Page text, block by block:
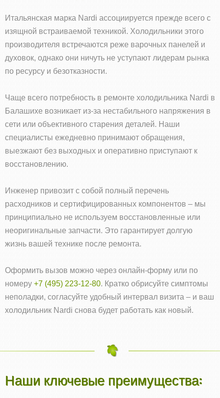
Итальянская марка Nardi ассоциируется прежде всего с
изящной встраиваемой техникой. Холодильники этого
производителя встречаются реже варочных панелей и
духовок, однако они ничуть не уступают лидерам рынка
по ресурсу и безотказности.
Чаще всего потребность в ремонте холодильника Nardi в
Балашихе возникает из-за нестабильного напряжения в
сети или объективного старения деталей. Наши
специалисты ежедневно принимают обращения,
выезжают без выходных и оперативно приступают к
восстановлению.
Инженер привозит с собой полный перечень
расходников и сертифицированных компонентов – мы
принципиально не используем восстановленные или
неоригинальные запчасти. Это гарантирует долгую
жизнь вашей технике после ремонта.
Оформить вызов можно через онлайн‑форму или по
номеру +7 (495) 223-12-80. Кратко обрисуйте симптомы
неполадки, согласуйте удобный интервал визита – и ваш
холодильник Nardi снова будет работать как новый.
Наши ключевые преимущества: